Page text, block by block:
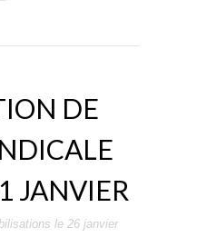
DE
JANVIER
le 26 janvier